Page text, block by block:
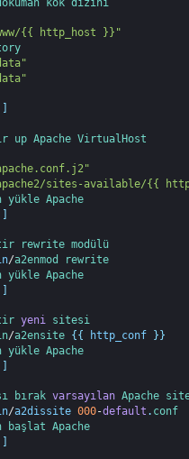
{{ http_host }}"
up Apache VirtualHost
sites-available/{{
yükle Apache
]
rewrite modülü
/a2enmod
rewrite
yükle Apache
]
yeni
sitesi
/a2ensite { { http_conf } }
yükle Apache
]
bırak varsayılan Apache
/a2dissite 000-default . conf
başlat Apache
]